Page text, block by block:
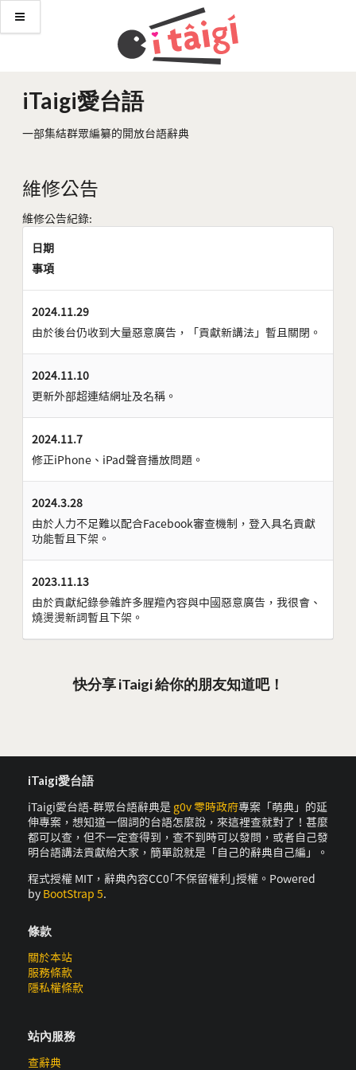
iTaigi愛台語
一部集結群眾編纂的開放台語辭典
維修公告
維修公告紀錄:
日期
事項
2024.11.29
由於後台仍收到大量惡意廣告，「貢獻新講法」暫且關閉。
2024.11.10
更新外部超連結網址及名稱。
2024.11.7
修正iPhone、iPad聲音播放問題。
2024.3.28
由於人力不足難以配合Facebook審查機制，登入具名貢獻
功能暫且下架。
2023.11.13
由於貢獻紀錄參雜許多腥羶內容與中國惡意廣告，我很會、
燒燙燙新詞暫且下架。
快分享 iTaigi 給你的朋友知道吧！
iTaigi愛台語
iTaigi愛台語-群眾台語辭典是 g0v 零時政府專案「萌典」的延
伸專案，想知道一個詞的台語怎麼說，來這裡查就對了！甚麼
都可以查，但不一定查得到，查不到時可以發問，或者自己發
明台語講法貢獻給大家，簡單說就是「自己的辭典自己編」。
程式授權 MIT，辭典內容CC0｢不保留權利｣授權。Powered
by BootStrap 5.
條款
關於本站
服務條款
隱私權條款
站內服務
查辭典